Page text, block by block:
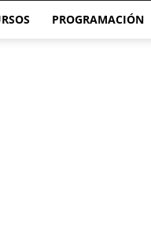
PROGRAMACIÓN